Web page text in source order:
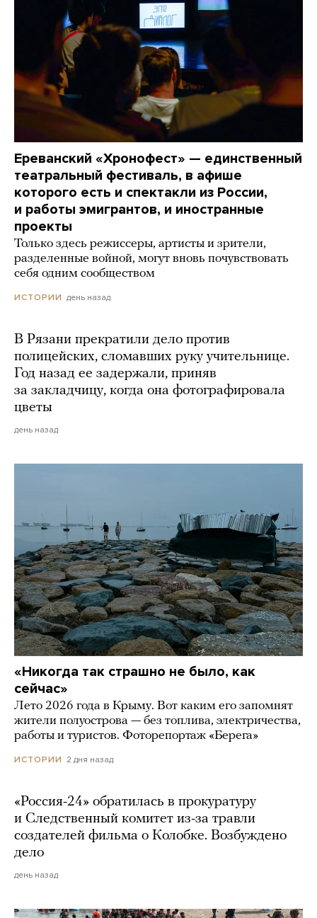
Ереванский «Хронофест» — единственный
театральный фестиваль, в афише
которого есть и спектакли из России,
и работы эмигрантов, и иностранные
проекты
Только здесь режиссеры, артисты и зрители,
разделенные войной, могут вновь почувствовать
себя одним сообществом
ИСТОРИИ день назад
В Рязани прекратили дело против
полицейских, сломавших руку учительнице.
Год назад ее задержали, приняв
за закладчицу, когда она фотографировала
цветы
день назад
«Никогда так страшно не было, как
сейчас»
Лето 2026 года в Крыму. Вот каким его запомнят
жители полуострова — без топлива, электричества,
работы и туристов. Фоторепортаж «Берега»
ИСТОРИИ 2 дня назад
«Россия-24» обратилась в прокуратуру
и Следственный комитет из-за травли
создателей фильма о Колобке. Возбуждено
дело
день назад